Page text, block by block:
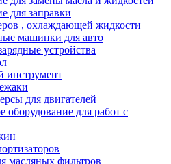
для заправки
, охлаждающей жидкости
машинки для авто
устройства
инструмент
для двигателей
оборудование для работ с
масляных фильтров